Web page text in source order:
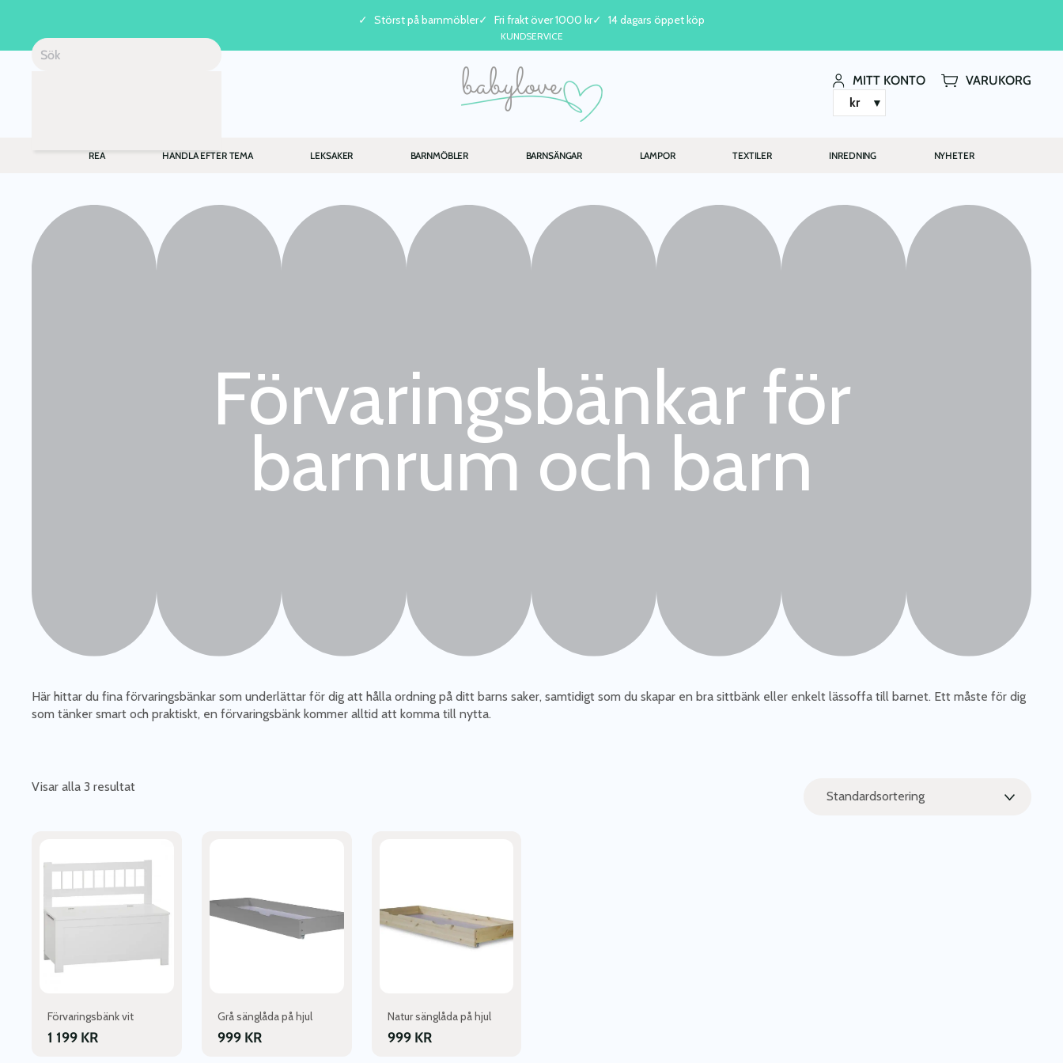
Skip to main content
Störst på barnmöbler Fri frakt över 1000 kr 14 dagars öppet köp
KUNDSERVICE
MITT KONTO
VARUKORG
kr
REA HANDLA EFTER TEMA LEKSAKER BARNMÖBLER BARNSÄNGAR LAMPOR TEXTILER INREDNING NYHETER
Förvaringsbänkar för
barnrum och barn
Här hittar du fina förvaringsbänkar som underlättar för dig att hålla ordning på ditt barns saker, samtidigt som du skapar en bra sittbänk eller enkelt lässoffa till barnet. Ett måste för dig
som tänker smart och praktiskt, en förvaringsbänk kommer alltid att komma till nytta.
Visar alla 3 resultat
Förvaringsbänk vit
1 199 KR
Grå sänglåda på hjul
999 KR
Natur sänglåda på hjul
999 KR